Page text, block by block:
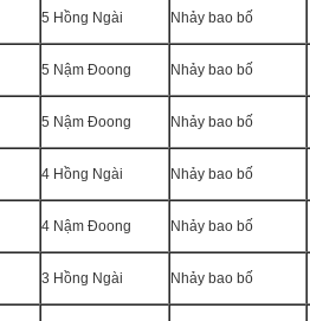
5 Hồng Ngài Nhảy bao bố
5 Nậm Đoong Nhảy bao bố
5 Nậm Đoong Nhảy bao bố
4 Hồng Ngài Nhảy bao bố
4 Nậm Đoong Nhảy bao bố
3 Hồng Ngài Nhảy bao bố